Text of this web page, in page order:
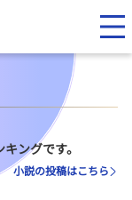
ングです。
小説の投稿はこちら